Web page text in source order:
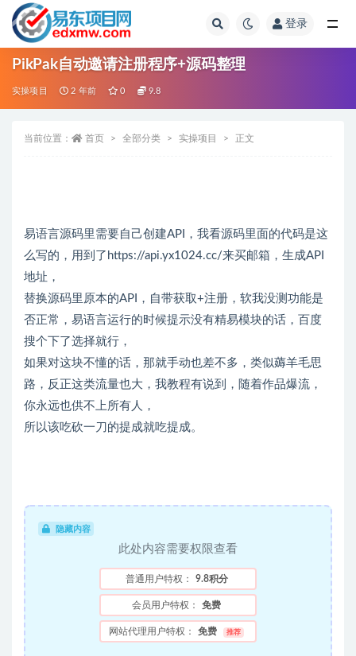
登录
PikPak自动邀请注册程序+源码整理
实操项目 2 年前 0 9.8
当前位置： 首页 全部分类 实操项目 正文
易语言源码里需要自己创建API，我看源码里面的代码是这
么写的，用到了https://api.yx1024.cc/来买邮箱，生成API
地址，
替换源码里原本的API，自带获取+注册，软我没测功能是
否正常，易语言运行的时候提示没有精易模块的话，百度
搜个下了选择就行，
如果对这块不懂的话，那就手动也差不多，类似薅羊毛思
路，反正这类流量也大，我教程有说到，随着作品爆流，
你永远也供不上所有人，
所以该吃砍一刀的提成就吃提成。
隐藏内容
此处内容需要权限查看
普通用户特权： 9.8积分
会员用户特权： 免费
网站代理用户特权： 免费 推荐